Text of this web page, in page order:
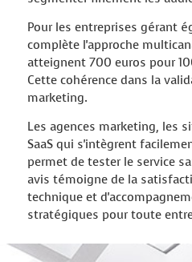
Pour les entreprises gérant
complète l'approche
atteignent 700 euros pour
Cette cohérence dans la
marketing.
Les agences marketing, les
SaaS qui s'intègrent
permet de tester le service
avis témoigne de la
technique et
stratégiques pour toute